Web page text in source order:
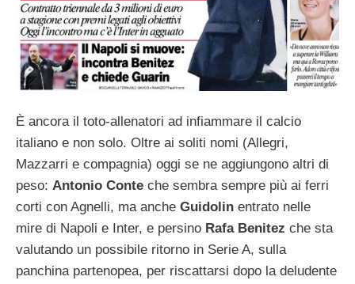
È ancora il toto-allenatori ad infiammare il calcio
italiano e non solo. Oltre ai soliti nomi (Allegri,
Mazzarri e compagnia) oggi se ne aggiungono altri di
peso: Antonio Conte che sembra sempre più ai ferri
corti con Agnelli, ma anche Guidolin entrato nelle
mire di Napoli e Inter, e persino Rafa Benitez che sta
valutando un possibile ritorno in Serie A, sulla
panchina partenopea, per riscattarsi dopo la deludente